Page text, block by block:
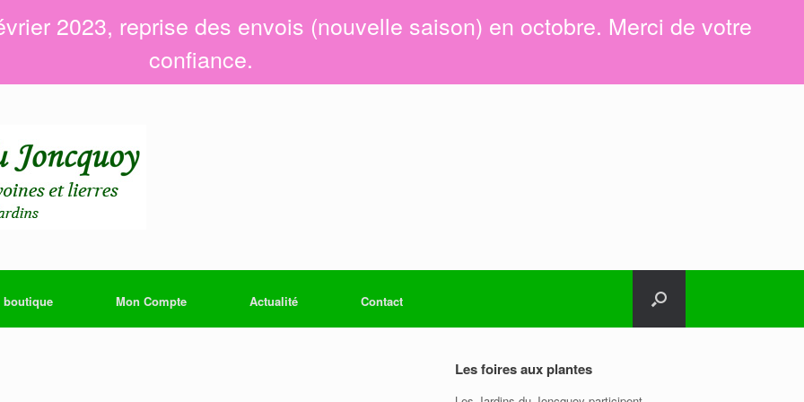
2023, reprise des envois (nouvelle saison) en octobre. Merci de votre
confiance.
boutique Mon Compte Actualité Contact
Les foires aux plantes